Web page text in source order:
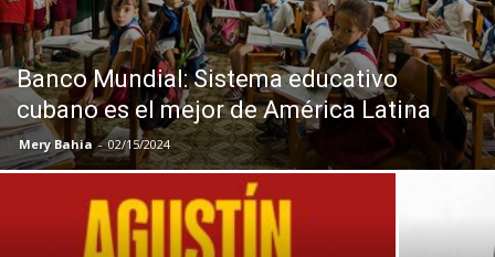
Banco Mundial: Sistema educativo
cubano es el mejor de América Latina
Mery Bahia - 02/15/2024